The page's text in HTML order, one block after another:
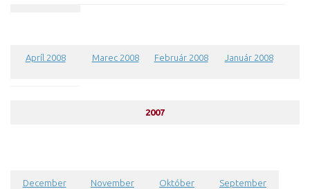
Apríl 2008 Marec 2008 Február 2008 Január 2008
2007
December November Október September